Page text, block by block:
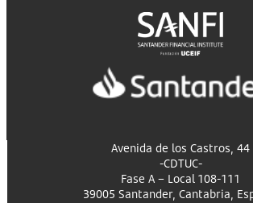
Avenida de los Castros, 44
-CDTUC-
Fase A – Local 108-111
39005 Santander, Cantabria,